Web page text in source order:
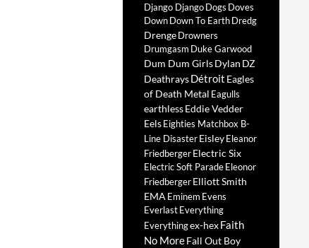
Django DjangoDogs Doves
DownDown To EarthDredg
DrengeDrowners
Drumgasm Duke Garwood
Dum Dum GirlsDylan DZ
DeathraysDétroit Eagles
of Death Metal Eagulls
earthlessEddie Vedder
EelsEighties Matchbox B-
Line DisasterEisleyEleanor
FriedbergerElectric Six
Electric Soft ParadeEleonor
FriedbergerElliott Smith
EMA Eminem Evens
EverlastEverything
Everythingex-hexFaith
No MoreFall Out Boy